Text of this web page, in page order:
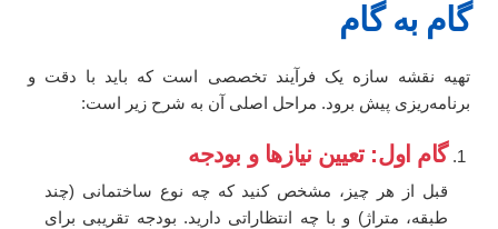
گام به گام
تهیه نقشه سازه یک فرآیند تخصصی است که باید با دقت و
برنامه‌ریزی پیش برود. مراحل اصلی آن به شرح زیر است:
گام اول: تعیین نیازها و بودجه
قبل از هر چیز، مشخص کنید که چه نوع ساختمانی (چند
طبقه، متراژ) و با چه انتظاراتی دارید. بودجه تقریبی برای